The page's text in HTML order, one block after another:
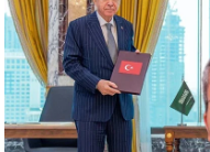
र
स
मी
क्षा
ध